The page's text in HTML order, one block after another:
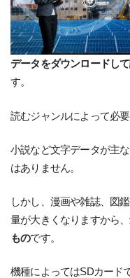
データをダウンロードし
す。
読むジャンルによって必
小説など文字データが主
はありません。
しかし、漫画や雑誌、図
量が大きくなりますから、
ものです。
機種によってはSDカード